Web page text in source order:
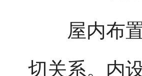
屋内布置
切关系。内